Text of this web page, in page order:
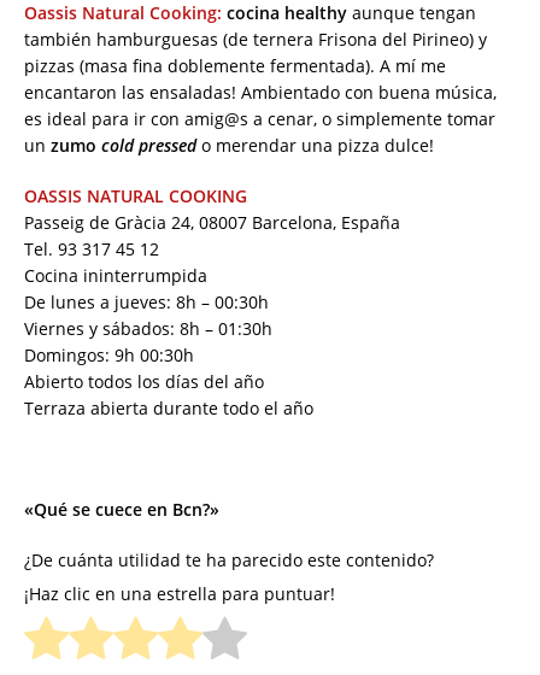
Oassis Natural Cooking: cocina healthy aunque tengan
también hamburguesas (de ternera Frisona del Pirineo) y
pizzas (masa fina doblemente fermentada). A mí me
encantaron las ensaladas! Ambientado con buena música,
es ideal para ir con amig@s a cenar, o simplemente tomar
un zumo cold pressedo merendar una pizza dulce!
OASSIS NATURAL COOKING
Passeig de Gràcia 24, 08007 Barcelona, España
Tel. 93 317 45 12
Cocina ininterrumpida
De lunes a jueves: 8h – 00:30h
Viernes y sábados: 8h – 01:30h
Domingos: 9h 00:30h
Abierto todos los días del año
Terraza abierta durante todo el año
«Qué se cuece en Bcn?»
¿De cuánta utilidad te ha parecido este contenido?
¡Haz clic en una estrella para puntuar!